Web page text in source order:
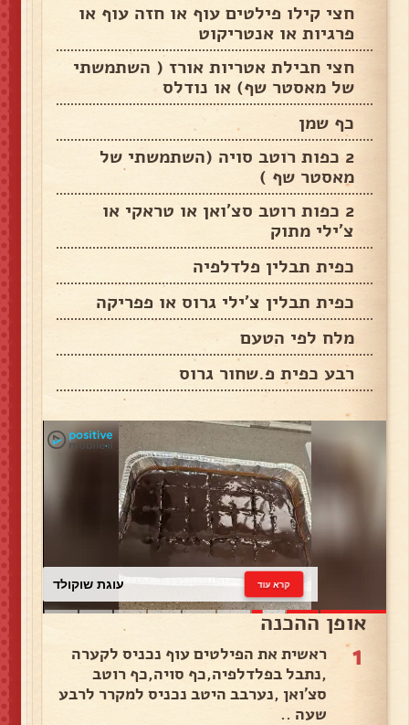
חצי קילו פילטים עוף או חזה עוף או
פרגיות או אנטריקוט
חצי חבילת אטריות אורז ( השתמשתי
של מאסטר שף) או נודלס
כף שמן
2 כפות רוטב סויה (השתמשתי של
מאסטר שף )
2 כפות רוטב סצ'ואן או טראקי או
צ'ילי מתוק
כפית תבלין פלדלפיה
כפית תבלין צ'ילי גרוס או פפריקה
מלח לפי הטעם
רבע כפית פ.שחור גרוס
עוגת שוקולד קרא עוד
אופן ההכנה
1
ראשית את הפילטים עוף נכניס לקערה
,נתבל בפלדלפיה,כף סויה,כף רוטב
סצ'ואן ,נערבב היטב נכניס למקרר לרבע
שעה ..